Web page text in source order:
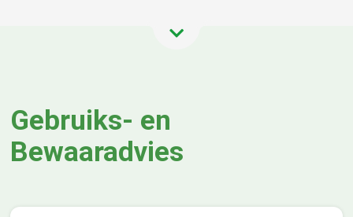
Gebruiks- en
Bewaaradvies